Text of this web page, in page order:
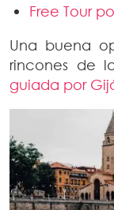
Free Tour
Una buena
rincones de
guiada por